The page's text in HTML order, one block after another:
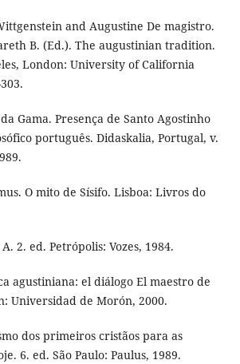
and Augustine De magistro.
B. (Ed.). The augustinian tradition.
London: University of California
Gama. Presença de Santo Agostinho
português. Didaskalia, Portugal, v.
O mito de Sísifo. Lisboa: Livros do
2. ed. Petrópolis: Vozes, 1984.
agustiniana: el diálogo El maestro de
Universidad de Morón, 2000.
dos primeiros cristãos para as
6. ed. São Paulo: Paulus, 1989.